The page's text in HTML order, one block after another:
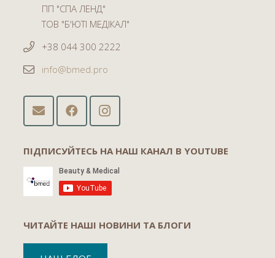
ПП "СПА ЛЕНД"
ТОВ "Б'ЮТІ МЕДІКАЛ"
+38 044 300 2222
info@bmed.pro
ПІДПИСУЙТЕСЬ НА НАШ КАНАЛ В YOUTUBE
ЧИТАЙТЕ НАШІ НОВИНИ ТА БЛОГИ